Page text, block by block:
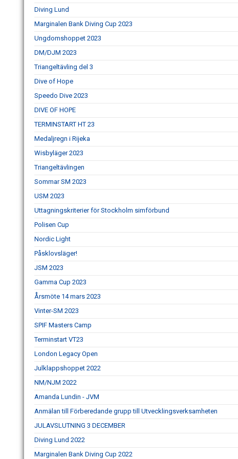
Diving Lund
Marginalen Bank Diving Cup 2023
Ungdomshoppet 2023
DM/DJM 2023
Triangeltävling del 3
Dive of Hope
Speedo Dive 2023
DIVE OF HOPE
TERMINSTART HT 23
Medaljregn i Rijeka
Wisbyläger 2023
Triangeltävlingen
Sommar SM 2023
USM 2023
Uttagningskriterier för Stockholm simförbund
Polisen Cup
Nordic Light
Påsklovsläger!
JSM 2023
Gamma Cup 2023
Årsmöte 14 mars 2023
Vinter-SM 2023
SPIF Masters Camp
Terminstart VT23
London Legacy Open
Julklappshoppet 2022
NM/NJM 2022
Amanda Lundin - JVM
Anmälan till Förberedande grupp till Utvecklingsverksamheten
JULAVSLUTNING 3 DECEMBER
Diving Lund 2022
Marginalen Bank Diving Cup 2022